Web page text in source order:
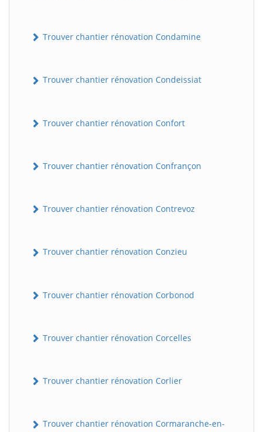
Trouver chantier rénovation Condamine
Trouver chantier rénovation Condeissiat
Trouver chantier rénovation Confort
Trouver chantier rénovation Confrançon
Trouver chantier rénovation Contrevoz
Trouver chantier rénovation Conzieu
Trouver chantier rénovation Corbonod
Trouver chantier rénovation Corcelles
Trouver chantier rénovation Corlier
Trouver chantier rénovation Cormaranche-en-
BatiWebPro